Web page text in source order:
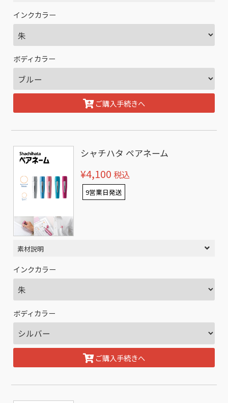
インクカラー
ボディカラー
ご購入手続きへ
シャチハタ ペアネーム
¥4,100 税込
9営業日発送
素材説明
インクカラー
ボディカラー
ご購入手続きへ